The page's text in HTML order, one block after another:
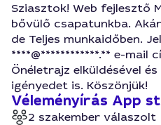
Sziasztok! Web fejlesztő
bővülő csapatunkba.
de Teljes munkaidőben.
****@************.** e-mail
Önéletrajz elküldésével
igényedet is. Köszönjük!
Véleményírás App
2 szakember válaszolt